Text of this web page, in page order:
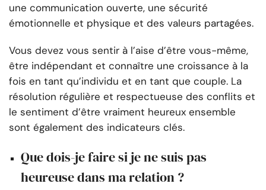
une communication ouverte, une sécurité
émotionnelle et physique et des valeurs partagées.
Vous devez vous sentir à l’aise d’être vous-même,
être indépendant et connaître une croissance à la
fois en tant qu’individu et en tant que couple. La
résolution régulière et respectueuse des conflits et
le sentiment d’être vraiment heureux ensemble
sont également des indicateurs clés.
Que dois-je faire si je ne suis pas
heureuse dans ma relation ?